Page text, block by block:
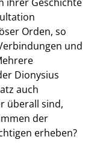
Orden, so
und
Dionysius
auch
überall sind,
der
erheben?